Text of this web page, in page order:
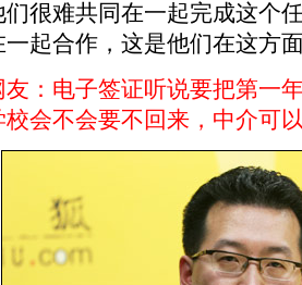
们很难共同在一起完成这个
一起合作，这是他们在这方
友：电子签证听说要把第一
校会不会要不回来，中介可